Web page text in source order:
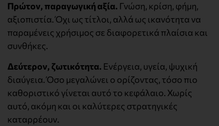
Πρώτον, παραγωγική αξία. Γνώση, κρίση, φήμη,
αξιοπιστία. Όχι ως τίτλοι, αλλά ως ικανότητα να
παραμένεις χρήσιμος σε διαφορετικά πλαίσια και
συνθήκες.
Δεύτερον, ζωτικότητα. Ενέργεια, υγεία, ψυχική
διαύγεια. Όσο μεγαλώνει ο ορίζοντας, τόσο πιο
καθοριστικό γίνεται αυτό το κεφάλαιο. Χωρίς
αυτό, ακόμη και οι καλύτερες στρατηγικές
καταρρέουν.